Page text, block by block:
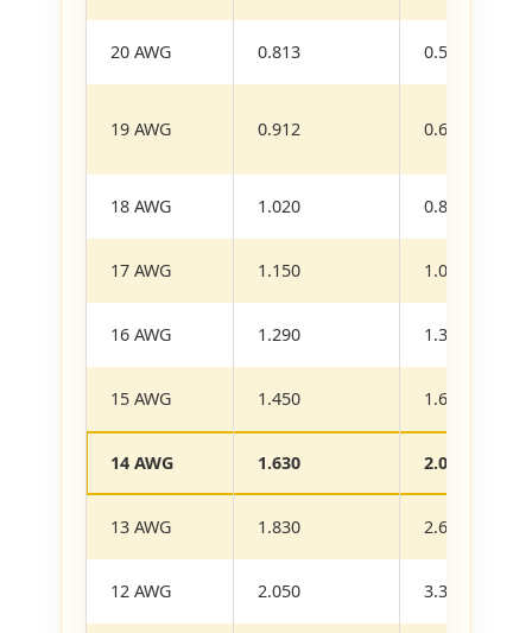
20 AWG 0.813 0.5190
19 AWG 0.912 0.6530
18 AWG 1.020 0.8230
17 AWG 1.150 1.0400
16 AWG 1.290 1.3100
15 AWG 1.450 1.6500
14 AWG 1.630 2.0800
13 AWG 1.830 2.6300
12 AWG 2.050 3.3100